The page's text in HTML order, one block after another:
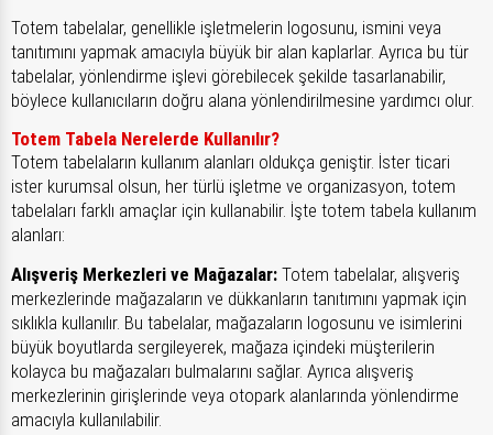
Totem tabelalar, genellikle işletmelerin logosunu, ismini veya
tanıtımını yapmak amacıyla büyük bir alan kaplarlar. Ayrıca bu tür
tabelalar, yönlendirme işlevi görebilecek şekilde tasarlanabilir,
böylece kullanıcıların doğru alana yönlendirilmesine yardımcı olur.
Totem Tabela Nerelerde Kullanılır?
Totem tabelaların kullanım alanları oldukça geniştir. İster ticari
ister kurumsal olsun, her türlü işletme ve organizasyon, totem
tabelaları farklı amaçlar için kullanabilir. İşte totem tabela kullanım
alanları:
Alışveriş Merkezleri ve Mağazalar: Totem tabelalar, alışveriş
merkezlerinde mağazaların ve dükkanların tanıtımını yapmak için
sıklıkla kullanılır. Bu tabelalar, mağazaların logosunu ve isimlerini
büyük boyutlarda sergileyerek, mağaza içindeki müşterilerin
kolayca bu mağazaları bulmalarını sağlar. Ayrıca alışveriş
merkezlerinin girişlerinde veya otopark alanlarında yönlendirme
amacıyla kullanılabilir.